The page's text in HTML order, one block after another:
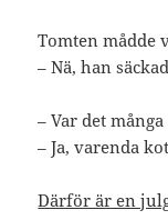
Tomten mådde
– Nä, han
– Var det
– Ja, varenda
Därför är en